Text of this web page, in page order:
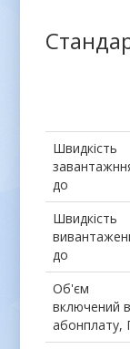
Швидкість
до
Швидкість
до
Об'єм
включений в
абонплату,